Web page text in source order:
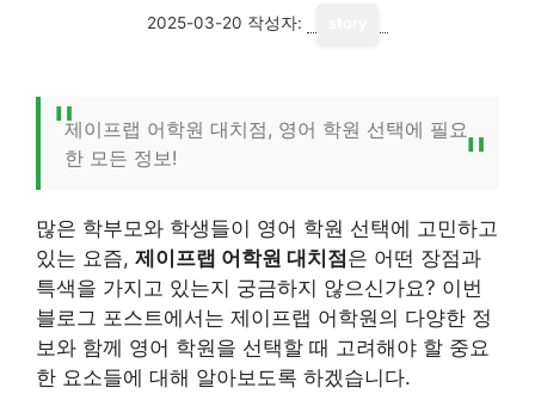
2025-03-20 작성자:
제이프랩 어학원 대치점, 영어 학원 선택에 필요
한 모든 정보!
많은 학부모와 학생들이 영어 학원 선택에 고민하고
있는 요즘, 제이프랩 어학원 대치점 은 어떤 장점과
특색을 가지고 있는지 궁금하지 않으신가요? 이번
블로그 포스트에서는 제이프랩 어학원의 다양한 정
보와 함께 영어 학원을 선택할 때 고려해야 할 중요
한 요소들에 대해 알아보도록 하겠습니다.